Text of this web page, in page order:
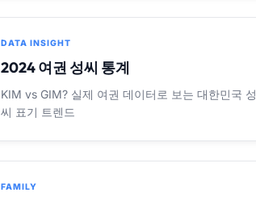
DATA INSIGHT
2024 여권 성씨 통계
KIM vs GIM? 실제 여권 데이터로 보는 대한민국 성
씨 표기 트렌드
FAMILY